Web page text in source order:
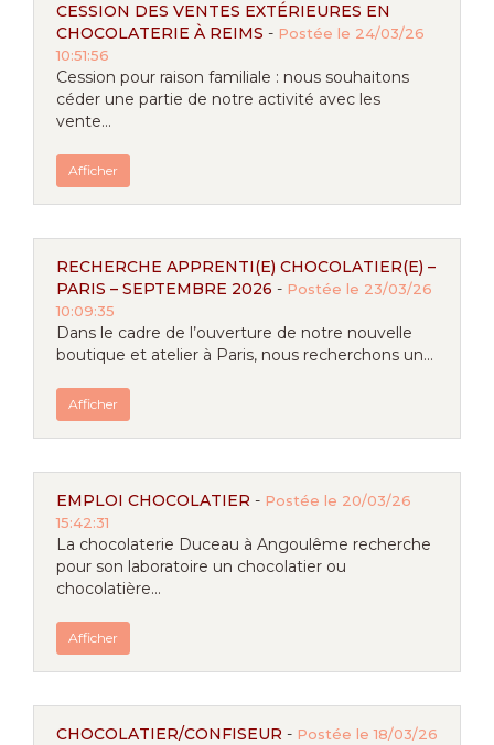
CESSION DES VENTES EXTÉRIEURES EN
CHOCOLATERIE À REIMS - Postée le 24/03/26
10:51:56
Cession pour raison familiale : nous souhaitons
céder une partie de notre activité avec les
vente...
Afficher
RECHERCHE APPRENTI(E) CHOCOLATIER(E) –
PARIS – SEPTEMBRE 2026 - Postée le 23/03/26
10:09:35
Dans le cadre de l’ouverture de notre nouvelle
boutique et atelier à Paris, nous recherchons un...
Afficher
EMPLOI CHOCOLATIER - Postée le 20/03/26
15:42:31
La chocolaterie Duceau à Angoulême recherche
pour son laboratoire un chocolatier ou
chocolatière...
Afficher
CHOCOLATIER/CONFISEUR - Postée le 18/03/26